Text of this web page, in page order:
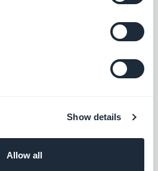
Show details
Allow all
en konto på www.make.com
tilføjelsen har du mulighed for
op uden at skulle kode.
denne tilføjelse)
udvidelsen har du mulighed for